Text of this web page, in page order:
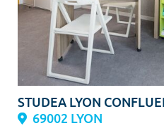
STUDEA LYON
69002 LYON